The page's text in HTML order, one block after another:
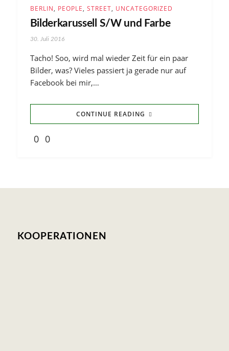
BERLIN, PEOPLE, STREET, UNCATEGORIZED
Bilderkarussell S/W und Farbe
30. Juli 2016
Tacho! Soo, wird mal wieder Zeit für ein paar
Bilder, was? Vieles passiert ja gerade nur auf
Facebook bei mir,…
CONTINUE READING
0 0
KOOPERATIONEN